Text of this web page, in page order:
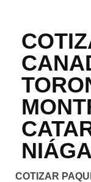
COTIZAR